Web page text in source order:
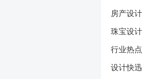
房产设计
珠宝设计
行业热点
设计快迅